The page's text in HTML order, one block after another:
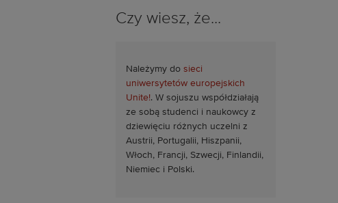
Czy wiesz, że...
Należymy do sieci
uniwersytetów europejskich
Unite!. W sojuszu współdziałają
ze sobą studenci i naukowcy z
dziewięciu różnych uczelni z
Austrii, Portugalii, Hiszpanii,
Włoch, Francji, Szwecji, Finlandii,
Niemiec i Polski.